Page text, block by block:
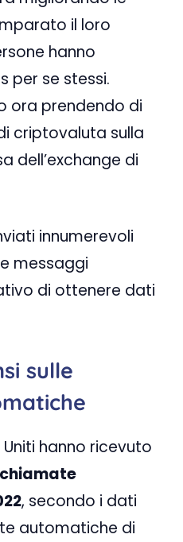
il loro
hanno
per se stessi.
ora prendendo di
criptovaluta sulla
dell’exchange di
innumerevoli
messaggi
di ottenere dati
sulle
hanno ricevuto
, secondo i dati
automatiche di